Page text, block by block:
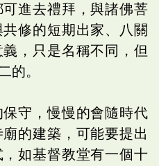
進去禮拜，與諸佛菩
修的短期出家、八關
，只是名稱不同，但
的。
守，慢慢的會隨時代
的建築，可能要提出
如基督教堂有一個十